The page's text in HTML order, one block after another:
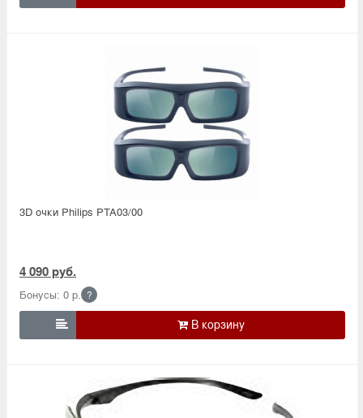
3D очки Philips PTA03/00
4 090 руб.
Бонусы: 0 р. ?
